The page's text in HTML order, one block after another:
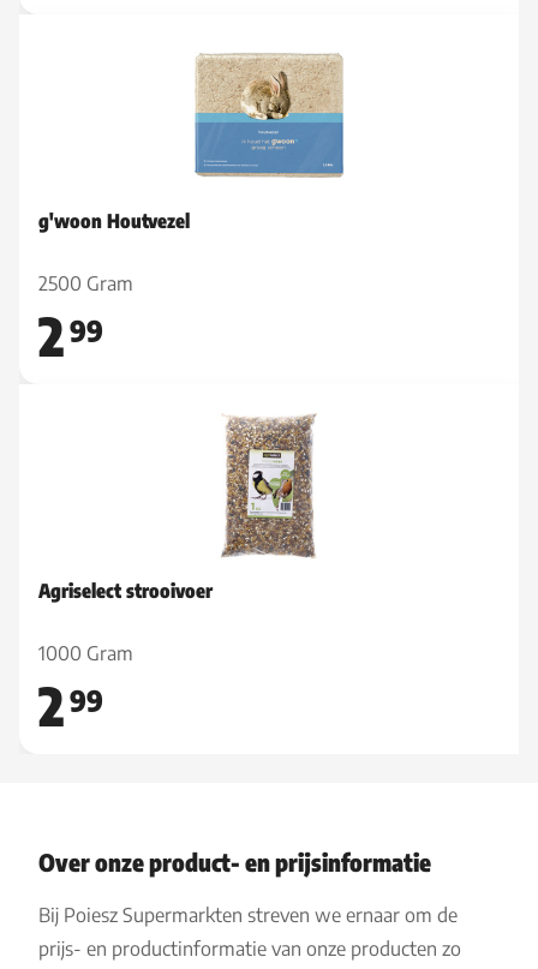
g'woon Houtvezel
2500 Gram
299
Agriselect strooivoer
1000 Gram
299
Over onze product- en prijsinformatie
Bij Poiesz Supermarkten streven we ernaar om de
prijs- en productinformatie van onze producten zo